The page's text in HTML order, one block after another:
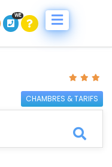
WE
CHAMBRES & TARIFS